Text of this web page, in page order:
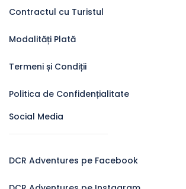
Contractul cu Turistul
Modalități Plată
Termeni și Condiții
Politica de Confidențialitate
Social Media
DCR Adventures pe Facebook